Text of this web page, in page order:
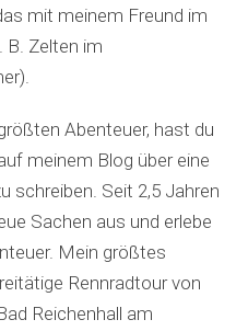
mit meinem Freund im
B. Zelten im
Abenteuer, hast du
meinem Blog über eine
schreiben. Seit 2,5 Jahren
Sachen aus und erlebe
Mein größtes
Rennradtour von
Reichenhall am